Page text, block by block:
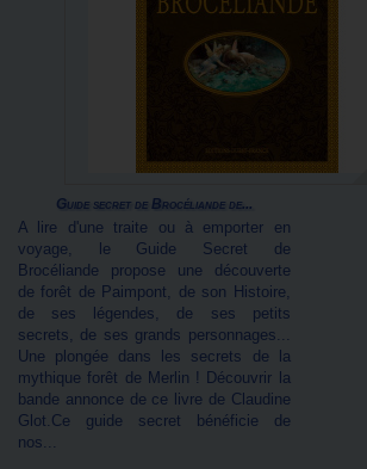
Guide secret de Brocéliande de...
A lire d'une traite ou à emporter en
voyage, le Guide Secret de
Brocéliande propose une découverte
de forêt de Paimpont, de son Histoire,
de ses légendes, de ses petits
secrets, de ses grands personnages...
Une plongée dans les secrets de la
mythique forêt de Merlin ! Découvrir la
bande annonce de ce livre de Claudine
Glot.Ce guide secret bénéficie de
nos...